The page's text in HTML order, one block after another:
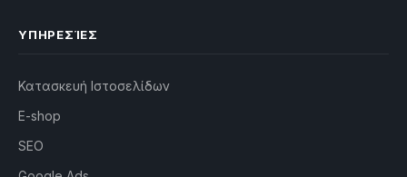
ΥΠΗΡΕΣΊΕΣ
Κατασκευή Ιστοσελίδων
E-shop
SEO